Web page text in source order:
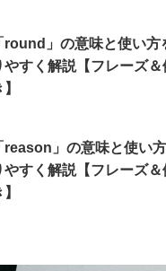
round」の意味と使い方
やすく解説【フレーズ
reason」の意味と使い
やすく解説【フレーズ